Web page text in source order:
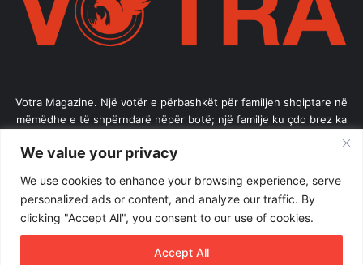
We value your privacy
We use cookies to enhance your browsing experience, serve
personalized ads or content, and analyze our traffic. By
clicking "Accept All", you consent to our use of cookies.
Accept All
Votra Magazine. Një votër e përbashkët për familjen shqiptare në
mëmëdhe e të shpërndarë nëpër botë; një familje ku çdo brez ka
Enter
your
Email